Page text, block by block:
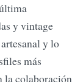
y vintage
y lo
más
la colaboración